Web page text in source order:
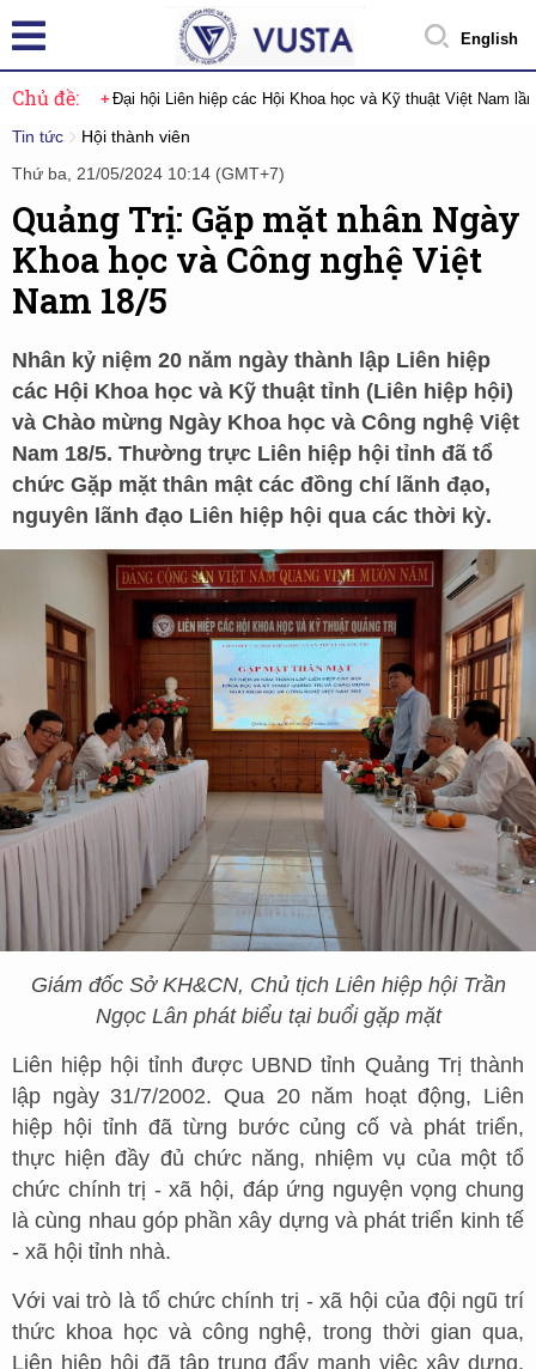
English
Chủ đề: Đại hội Liên hiệp các Hội Khoa học và Kỹ thuật Việt Nam
Tin tức
Hội thành viên
Thứ ba, 21/05/2024 10:14 (GMT+7)
Quảng Trị: Gặp mặt nhân Ngày
Khoa học và Công nghệ Việt
Nam 18/5
Nhân kỷ niệm 20 năm ngày thành lập Liên hiệp
các Hội Khoa học và Kỹ thuật tỉnh (Liên hiệp hội)
và Chào mừng Ngày Khoa học và Công nghệ Việt
Nam 18/5. Thường trực Liên hiệp hội tỉnh đã tổ
chức Gặp mặt thân mật các đồng chí lãnh đạo,
nguyên lãnh đạo Liên hiệp hội qua các thời kỳ.
Giám đốc Sở KH&CN, Chủ tịch Liên hiệp hội Trần
Ngọc Lân phát biểu tại buổi gặp mặt
Liên hiệp hội tỉnh được UBND tỉnh Quảng Trị thành
lập ngày 31/7/2002. Qua 20 năm hoạt động, Liên
hiệp hội tỉnh đã từng bước củng cố và phát triển,
thực hiện đầy đủ chức năng, nhiệm vụ của một tổ
chức chính trị - xã hội, đáp ứng nguyện vọng chung
là cùng nhau góp phần xây dựng và phát triển kinh tế
- xã hội tỉnh nhà.
Với vai trò là tổ chức chính trị - xã hội của đội ngũ trí
thức khoa học và công nghệ, trong thời gian qua,
Liên hiệp hội đã tập trung đẩy mạnh việc xây dựng,